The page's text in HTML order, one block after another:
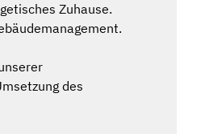
Zuhause.
des